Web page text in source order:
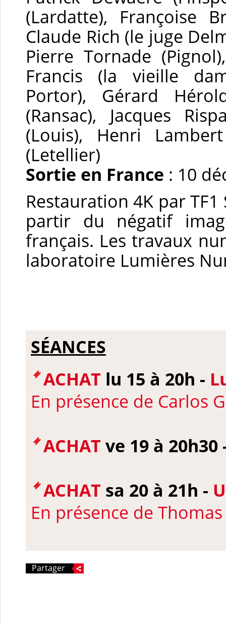
(Lardatte), Françoise
Claude Rich (le juge
Pierre Tornade
Francis (la vieille
Portor), Gérard
(Ransac), Jacques
(Louis), Henri
(Letellier)
Sortie en France : 10
Restauration 4K par
partir du négatif
français. Les travaux
laboratoire Lumières
SÉANCES
ACHAT lu 15 à 20h -
En présence de Carlos
ACHAT ve 19 à 20h30
ACHAT sa 20 à 21h -
En présence de
Partager